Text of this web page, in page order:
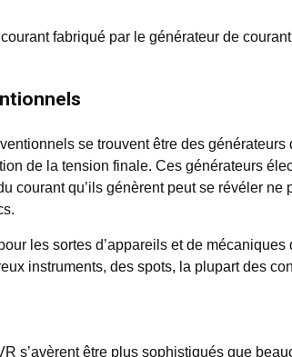
fabriqué par le générateur de
se trouvent être des générateurs
de la tension finale. Ces générateurs
courant qu’ils génèrent peut se révéler ne
les sortes d’appareils et de mécaniques
instruments, des spots, la plupart des
s’avèrent être plus sophistiqués que
GROUPE
CHOIX